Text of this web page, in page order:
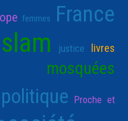
femmes France
justice livres
mosquées
politique Proche et